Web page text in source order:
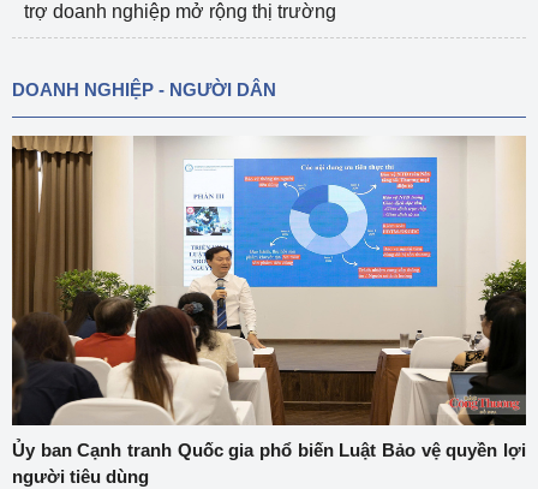
trợ doanh nghiệp mở rộng thị trường
DOANH NGHIỆP - NGƯỜI DÂN
Ủy ban Cạnh tranh Quốc gia phổ biến Luật Bảo vệ quyền lợi
người tiêu dùng